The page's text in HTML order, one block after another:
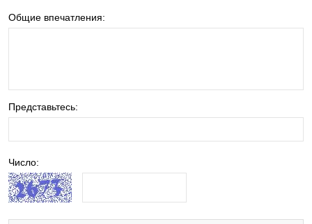
Общие впечатления:
Представьтесь:
Число: